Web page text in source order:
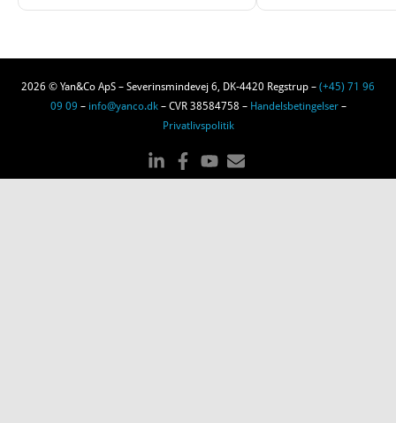
2026 © Yan&Co ApS – Severinsmindevej 6, DK-4420 Regstrup –(+45) 71 96
09 09 – info@yanco.dk– CVR 38584758 – Handelsbetingelser–
Privatlivspolitik